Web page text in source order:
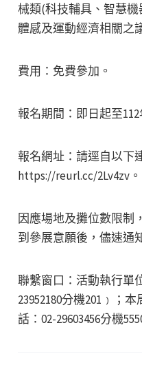
械類(科技輔具、智慧
體感及運動經濟相關之
費用：免費參加。
報名期間：即日起至112
報名網址：請逕自以下
https://reurl.cc/2Lv4zv。
因應場地及攤位數限制
到參展意願後，儘速通
聯繫窗口：活動執行單
23952180分機201﹚；
話：02-29603456分機